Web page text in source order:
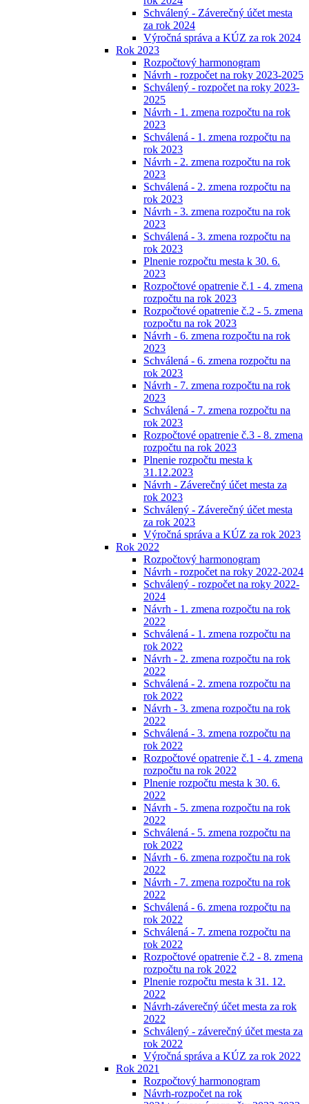
Schválený - Záverečný účet mesta
za rok 2024
Výročná správa a KÚZ za rok 2024
Rok 2023
Rozpočtový harmonogram
Návrh - rozpočet na roky 2023-2025
Schválený - rozpočet na roky 2023-
2025
Návrh - 1. zmena rozpočtu na rok
2023
Schválená - 1. zmena rozpočtu na
rok 2023
Návrh - 2. zmena rozpočtu na rok
2023
Schválená - 2. zmena rozpočtu na
rok 2023
Návrh - 3. zmena rozpočtu na rok
2023
Schválená - 3. zmena rozpočtu na
rok 2023
Plnenie rozpočtu mesta k 30. 6.
2023
Rozpočtové opatrenie č.1 - 4. zmena
rozpočtu na rok 2023
Rozpočtové opatrenie č.2 - 5. zmena
rozpočtu na rok 2023
Návrh - 6. zmena rozpočtu na rok
2023
Schválená - 6. zmena rozpočtu na
rok 2023
Návrh - 7. zmena rozpočtu na rok
2023
Schválená - 7. zmena rozpočtu na
rok 2023
Rozpočtové opatrenie č.3 - 8. zmena
rozpočtu na rok 2023
Plnenie rozpočtu mesta k
31.12.2023
Návrh - Záverečný účet mesta za
rok 2023
Schválený - Záverečný účet mesta
za rok 2023
Výročná správa a KÚZ za rok 2023
Rok 2022
Rozpočtový harmonogram
Návrh - rozpočet na roky 2022-2024
Schválený - rozpočet na roky 2022-
2024
Návrh - 1. zmena rozpočtu na rok
2022
Schválená - 1. zmena rozpočtu na
rok 2022
Návrh - 2. zmena rozpočtu na rok
2022
Schválená - 2. zmena rozpočtu na
rok 2022
Návrh - 3. zmena rozpočtu na rok
2022
Schválená - 3. zmena rozpočtu na
rok 2022
Rozpočtové opatrenie č.1 - 4. zmena
rozpočtu na rok 2022
Plnenie rozpočtu mesta k 30. 6.
2022
Návrh - 5. zmena rozpočtu na rok
2022
Schválená - 5. zmena rozpočtu na
rok 2022
Návrh - 6. zmena rozpočtu na rok
2022
Návrh - 7. zmena rozpočtu na rok
2022
Schválená - 6. zmena rozpočtu na
rok 2022
Schválená - 7. zmena rozpočtu na
rok 2022
Rozpočtové opatrenie č.2 - 8. zmena
rozpočtu na rok 2022
Plnenie rozpočtu mesta k 31. 12.
2022
Návrh-záverečný účet mesta za rok
2022
Schválený - záverečný účet mesta za
rok 2022
Výročná správa a KÚZ za rok 2022
Rok 2021
Rozpočtový harmonogram
Návrh-rozpočet na rok